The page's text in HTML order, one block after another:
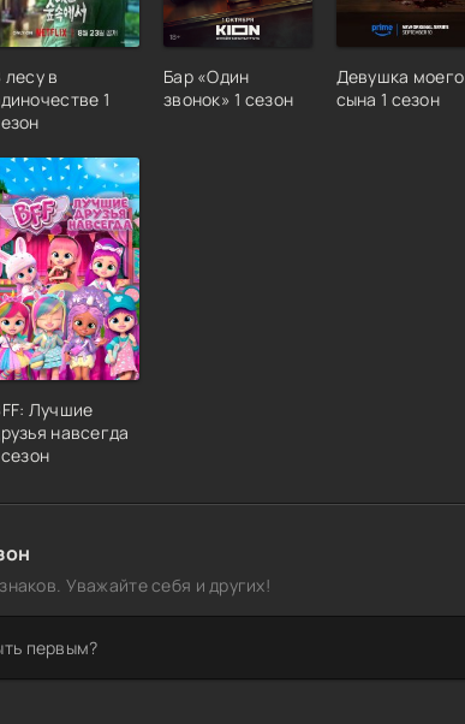
лесу в
1
Бар «Один
звонок» 1 сезон
Девушка моего
сына 1 сезон
Лучшие
навсегда
сезон
Уважайте себя и других!
первым?